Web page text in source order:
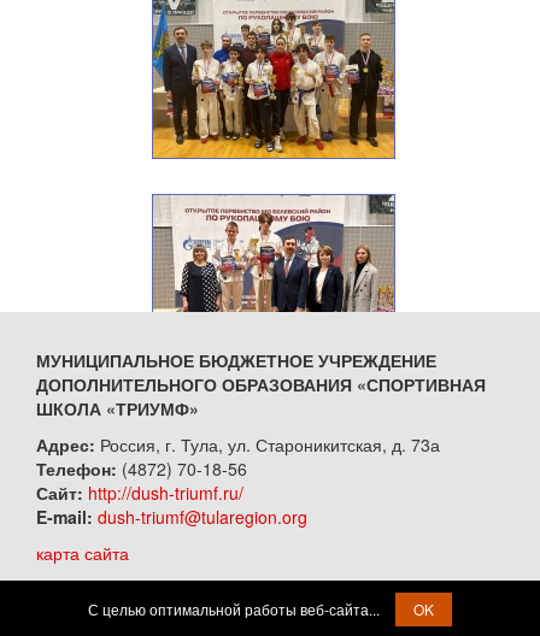
МУНИЦИПАЛЬНОЕ БЮДЖЕТНОЕ УЧРЕЖДЕНИЕ
ДОПОЛНИТЕЛЬНОГО ОБРАЗОВАНИЯ «СПОРТИВНАЯ
ШКОЛА «ТРИУМФ»
Адрес: Россия, г. Тула, ул. Староникитская, д. 73а
Телефон: (4872) 70-18-56
Сайт: http://dush-triumf.ru/
E-mail: dush-triumf@tularegion.org
карта сайта
С целью оптимальной работы веб-сайта... OK